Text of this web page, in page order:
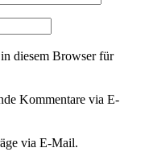
diesem Browser für
Kommentare via E-
via E-Mail.